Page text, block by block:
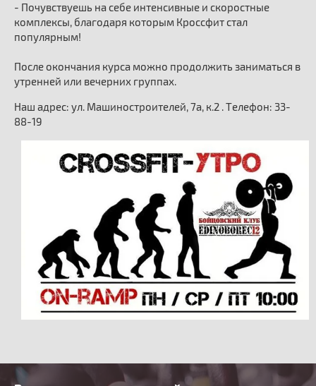
- Почувствуешь на себе интенсивные и скоростные
комплексы, благодаря которым Кроссфит стал
популярным!
После окончания курса можно продолжить заниматься в
утренней или вечерних группах.
Наш адрес: ул. Машиностроителей, 7а, к.2 . Телефон: 33-
88-19